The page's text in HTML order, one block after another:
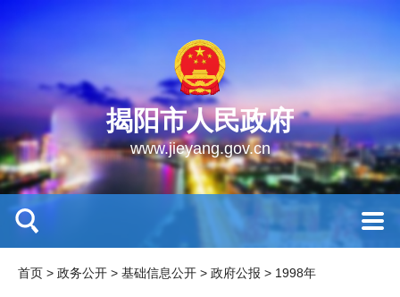
揭阳市人民政府
www.jieyang.gov.cn
首页 > 政务公开 > 基础信息公开 > 政府公报 > 1998年